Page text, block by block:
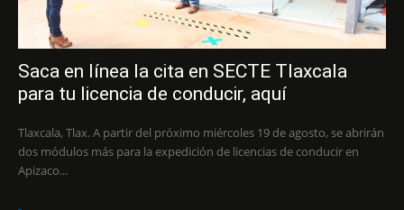
Saca en línea la cita en SECTE Tlaxcala
para tu licencia de conducir, aquí
Tlaxcala, Tlax. A partir del próximo miércoles 19 de agosto, se abrirán
dos módulos más para la expedición de licencias de conducir en
Apizaco...